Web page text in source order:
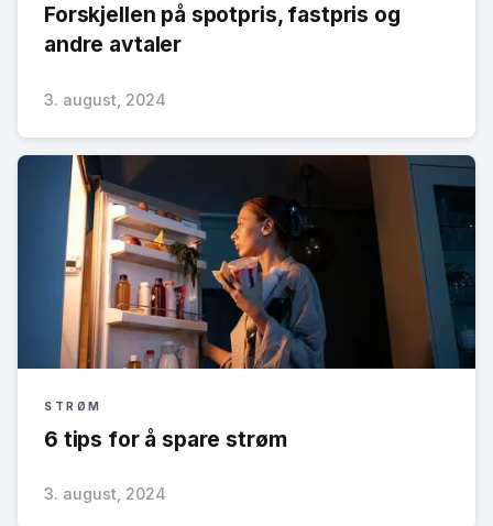
Forskjellen på spotpris, fastpris og
andre avtaler
3. august, 2024
STRØM
6 tips for å spare strøm
3. august, 2024